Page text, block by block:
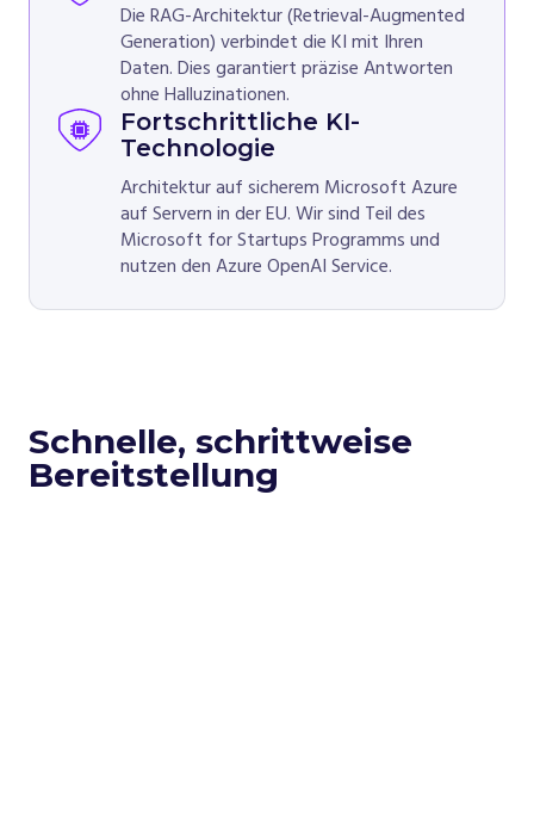
Die RAG-Architektur (Retrieval-Augmented
Generation) verbindet die KI mit Ihren
Daten. Dies garantiert präzise Antworten
ohne Halluzinationen.
Fortschrittliche KI-
Technologie
Architektur auf sicherem Microsoft Azure
auf Servern in der EU. Wir sind Teil des
Microsoft for Startups Programms und
nutzen den Azure OpenAI Service.
Schnelle, schrittweise
Bereitstellung